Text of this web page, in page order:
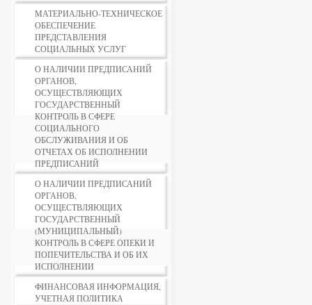
МАТЕРИАЛЬНО-ТЕХНИЧЕСКОЕ
ОБЕСПЕЧЕНИЕ
ПРЕДСТАВЛЕНИЯ
СОЦИАЛЬНЫХ УСЛУГ
О НАЛИЧИИ ПРЕДПИСАНИЙ
ОРГАНОВ,
ОСУЩЕСТВЛЯЮЩИХ
ГОСУДАРСТВЕННЫЙ
КОНТРОЛЬ В СФЕРЕ
СОЦИАЛЬНОГО
ОБСЛУЖИВАНИЯ И ОБ
ОТЧЕТАХ ОБ ИСПОЛНЕНИИ
ПРЕДПИСАНИЙ
О НАЛИЧИИ ПРЕДПИСАНИЙ
ОРГАНОВ,
ОСУЩЕСТВЛЯЮЩИХ
ГОСУДАРСТВЕННЫЙ
(МУНИЦИПАЛЬНЫЙ)
КОНТРОЛЬ В СФЕРЕ ОПЕКИ И
ПОПЕЧИТЕЛЬСТВА И ОБ ИХ
ИСПОЛНЕНИИ
ФИНАНСОВАЯ ИНФОРМАЦИЯ,
УЧЕТНАЯ ПОЛИТИКА